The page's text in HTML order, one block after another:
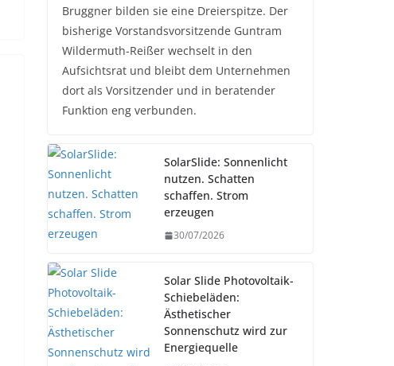
Bruggner bilden sie eine Dreierspitze. Der
bisherige Vorstandsvorsitzende Guntram
Wildermuth-Reißer wechselt in den
Aufsichtsrat und bleibt dem Unternehmen
dort als Vorsitzender und in beratender
Funktion eng verbunden.
SolarSlide: Sonnenlicht
nutzen. Schatten
schaffen. Strom
erzeugen
30/07/2026
Solar Slide Photovoltaik-
Schiebeläden:
Ästhetischer
Sonnenschutz wird zur
Energiequelle